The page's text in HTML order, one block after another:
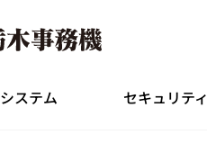
システム セキュリティ